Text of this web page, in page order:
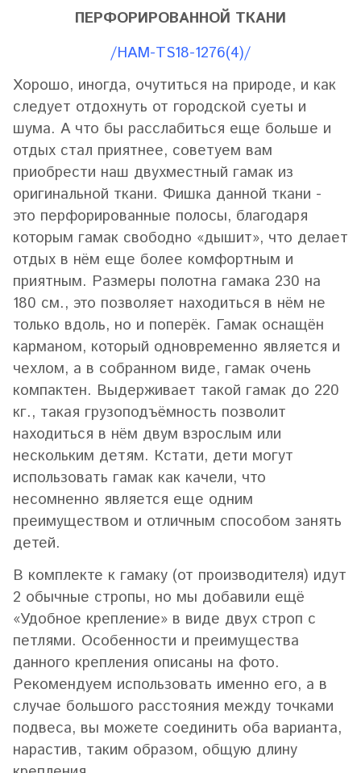
ПЕРФОРИРОВАННОЙ ТКАНИ
/HAM-TS18-1276(4)/
Хорошо, иногда, очутиться на природе, и как
следует отдохнуть от городской суеты и
шума. А что бы расслабиться еще больше и
отдых стал приятнее, советуем вам
приобрести наш двухместный гамак из
оригинальной ткани. Фишка данной ткани -
это перфорированные полосы, благодаря
которым гамак свободно «дышит», что делает
отдых в нём еще более комфортным и
приятным. Размеры полотна гамака 230 на
180 см., это позволяет находиться в нём не
только вдоль, но и поперёк. Гамак оснащён
карманом, который одновременно является и
чехлом, а в собранном виде, гамак очень
компактен. Выдерживает такой гамак до 220
кг., такая грузоподъёмность позволит
находиться в нём двум взрослым или
нескольким детям. Кстати, дети могут
использовать гамак как качели, что
несомненно является еще одним
преимуществом и отличным способом занять
детей.
В комплекте к гамаку (от производителя) идут
2 обычные стропы, но мы добавили ещё
«Удобное крепление» в виде двух строп с
петлями. Особенности и преимущества
данного крепления описаны на фото.
Рекомендуем использовать именно его, а в
случае большого расстояния между точками
подвеса, вы можете соединить оба варианта,
нарастив, таким образом, общую длину